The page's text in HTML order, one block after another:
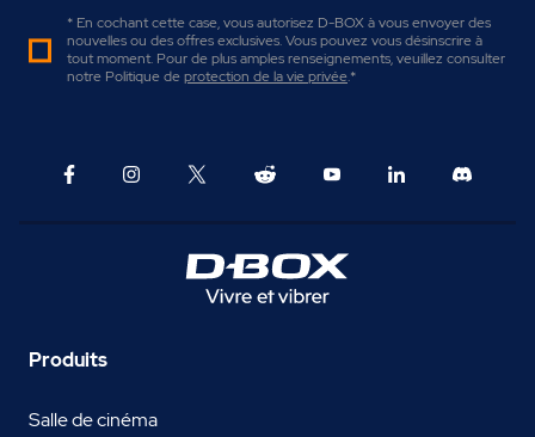
* En cochant cette case, vous autorisez D-BOX à vous envoyer des
nouvelles ou des offres exclusives. Vous pouvez vous désinscrire à
tout moment. Pour de plus amples renseignements, veuillez consulter
notre Politique deprotection de la vie privée.*
Produits
Salle de cinéma